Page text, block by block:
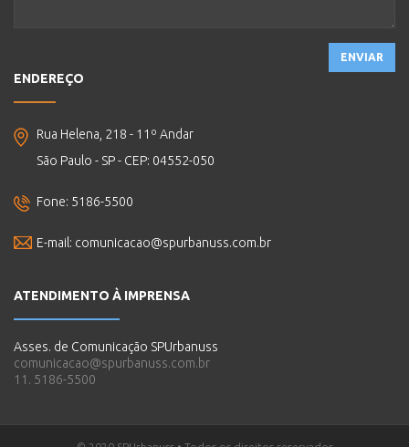
ENVIAR
ENDEREÇO
Rua Helena, 218 - 11º Andar
São Paulo - SP - CEP: 04552-050
Fone: 5186-5500
E-mail: comunicacao@spurbanuss.com.br
ATENDIMENTO À IMPRENSA
Asses. de Comunicação SPUrbanuss
comunicacao@spurbanuss.com.br
11. 5186-5500